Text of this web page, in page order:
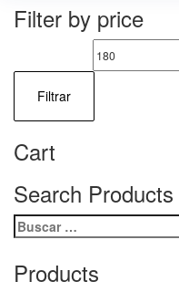
Filter by price
Precio
mínimo
Filtrar
Cart
Search Products
Buscar:
Products